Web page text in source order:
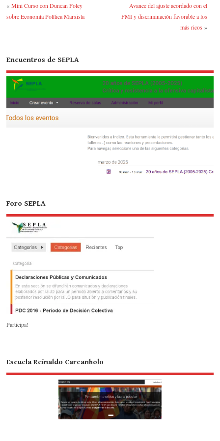
«Mini Curso con Duncan Foley
sobre Economía Política Marxista
Avance del ajuste acordado con el
FMI y discriminación favorable a los
más ricos »
Encuentros de SEPLA
Foro SEPLA
Participa!
Escuela Reinaldo Carcanholo